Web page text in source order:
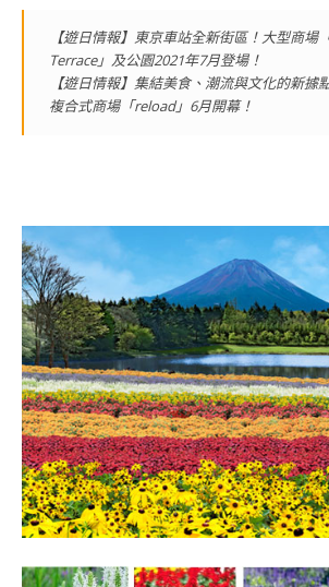
【遊日情報】東京車站全新街區！大型商場
Terrace」及公園2021年7月登場！
【遊日情報】集結美食、潮流與文化的新據
複合式商場「reload」6月開幕！